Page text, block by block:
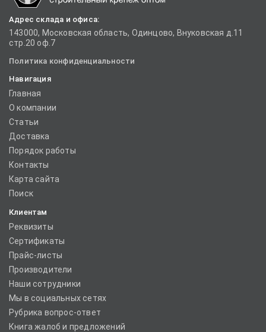
Адрес склада и офиса:
143000, Московская область, Одинцово, Внуковская д.11
стр.20 оф.7
Политика конфиденциальности
Навигация
Главная
О компании
Статьи
Доставка
Порядок работы
Контакты
Карта сайта
Поиск
Клиентам
Реквизиты
Сертификаты
Прайс-листы
Производители
Наши сотрудники
Мы в социальных сетях
Рубрика вопрос-ответ
Книга жалоб и предложений